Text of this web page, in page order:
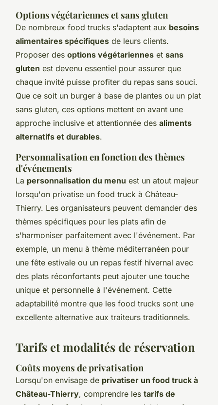
Options végétariennes et sans gluten
De nombreux food trucks s'adaptent aux besoins
alimentaires spécifiques de leurs clients.
Proposer des options végétariennes et sans
gluten est devenu essentiel pour assurer que
chaque invité puisse profiter du repas sans souci.
Que ce soit un burger à base de plantes ou un plat
sans gluten, ces options mettent en avant une
approche inclusive et attentionnée des aliments
alternatifs et durables.
Personnalisation en fonction des thèmes
d'événements
La personnalisation du menu est un atout majeur
lorsqu'on privatise un food truck à Château-
Thierry. Les organisateurs peuvent demander des
thèmes spécifiques pour les plats afin de
s'harmoniser parfaitement avec l'événement. Par
exemple, un menu à thème méditerranéen pour
une fête estivale ou un repas festif hivernal avec
des plats réconfortants peut ajouter une touche
unique et personnelle à l'événement. Cette
adaptabilité montre que les food trucks sont une
excellente alternative aux traiteurs traditionnels.
Tarifs et modalités de réservation
Coûts moyens de privatisation
Lorsqu'on envisage de privatiser un food truck à
Château-Thierry, comprendre les tarifs de